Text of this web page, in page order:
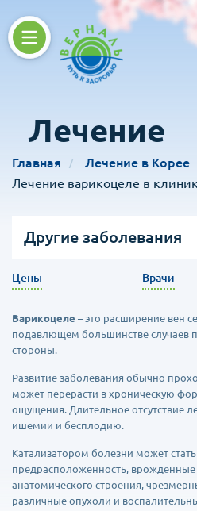
Лечение
Главная Лечение в Корее
Лечение варикоцеле в
Другие заболевания
Цены Врачи
Варикоцеле – это расширение вен
подавлющем большинстве случаев
стороны.
Развитие заболевания обычно
может перерасти в хроническую
ощущения. Длительное отсутствие
ишемии и бесплодию.
Катализатором болезни может стать
предрасположенность, врожденные
анатомического строения,
различные опухоли и